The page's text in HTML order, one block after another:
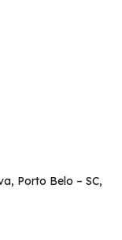
Porto Belo – SC,